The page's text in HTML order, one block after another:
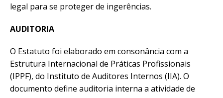
legal para se proteger de ingerências.
AUDITORIA
O Estatuto foi elaborado em consonância com a
Estrutura Internacional de Práticas Profissionais
(IPPF), do Instituto de Auditores Internos (IIA). O
documento define auditoria interna a atividade de